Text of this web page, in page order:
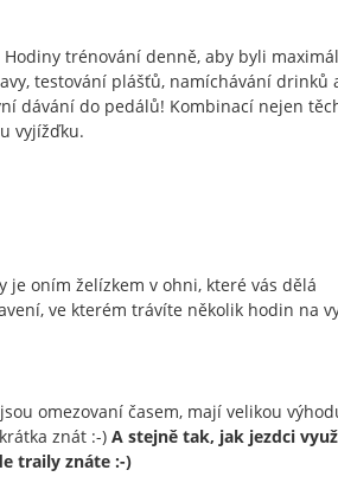
trénování denně, aby byli
testování plášťů, namíchávání drinků
dávání do pedálů! Kombinací nejen
vyjížďku.
oním želízkem v ohni, které vás dělá
ve kterém trávíte několik hodin na
omezovaní časem, mají velikou
znát :-) A stejně tak, jak jezdci
traily znáte :-)